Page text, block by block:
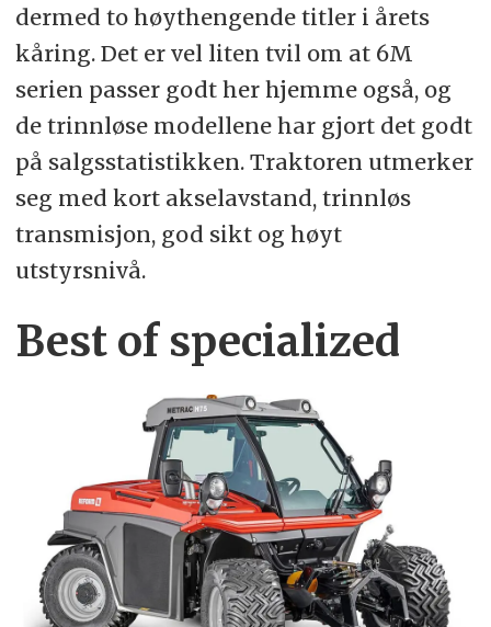
dermed to høythengende titler i årets
kåring. Det er vel liten tvil om at 6M
serien passer godt her hjemme også, og
de trinnløse modellene har gjort det godt
på salgsstatistikken. Traktoren utmerker
seg med kort akselavstand, trinnløs
transmisjon, god sikt og høyt
utstyrsnivå.
Best of specialized